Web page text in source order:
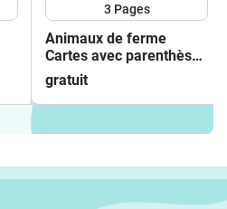
3 Pages
Animaux de ferme
Cartes avec parenthèses
Freebie
gratuit